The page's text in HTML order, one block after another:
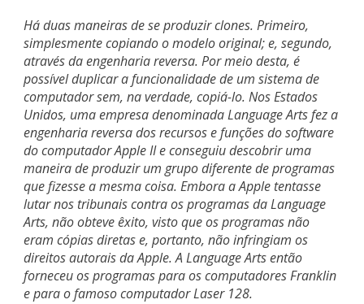
Há duas maneiras de se produzir clones. Primeiro,
simplesmente copiando o modelo original; e, segundo,
através da engenharia reversa. Por meio desta, é
possível duplicar a funcionalidade de um sistema de
computador sem, na verdade, copiá-lo. Nos Estados
Unidos, uma empresa denominada Language Arts fez a
engenharia reversa dos recursos e funções do software
do computador Apple II e conseguiu descobrir uma
maneira de produzir um grupo diferente de programas
que fizesse a mesma coisa. Embora a Apple tentasse
lutar nos tribunais contra os programas da Language
Arts, não obteve êxito, visto que os programas não
eram cópias diretas e, portanto, não infringiam os
direitos autorais da Apple. A Language Arts então
forneceu os programas para os computadores Franklin
e para o famoso computador Laser 128.